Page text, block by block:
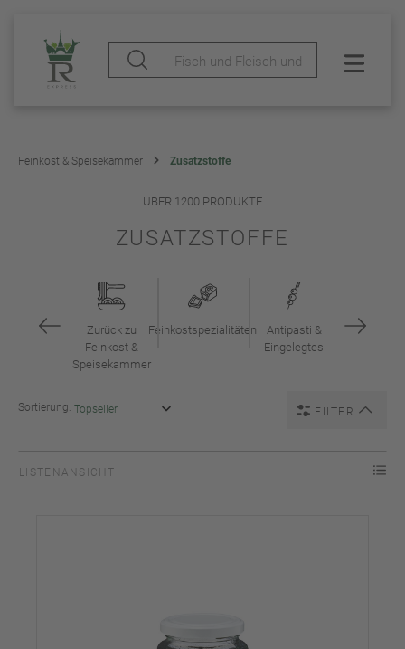
Feinkost & Speisekammer Zusatzstoffe
ÜBER 1200 PRODUKTE
ZUSATZSTOFFE
Zurück zu
Feinkost &
Speisekammer
Feinkostspezialitäten
Antipasti &
Eingelegtes
FILTER
Sortierung:
LISTENANSICHT